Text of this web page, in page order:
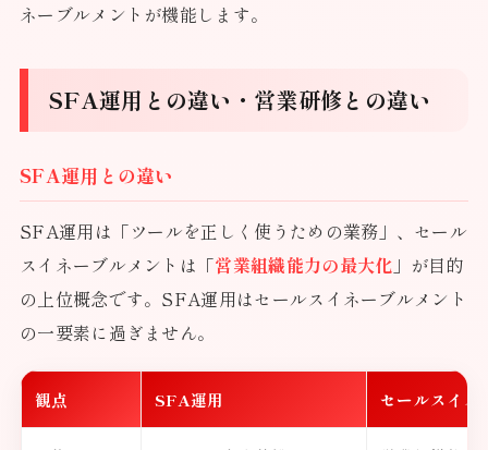
ネーブルメントが機能します。
SFA運用との違い・営業研修との違い
SFA運用との違い
SFA運用は「ツールを正しく使うための業務」、セール
スイネーブルメントは「営業組織能力の最大化 」が目的
の上位概念です。SFA運用はセールスイネーブルメント
の一要素に過ぎません。
観点 SFA運用 セールスイネ